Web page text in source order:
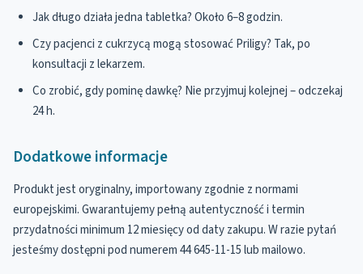
Jak długo działa jedna tabletka? Około 6–8 godzin.
Czy pacjenci z cukrzycą mogą stosować Priligy? Tak, po
konsultacji z lekarzem.
Co zrobić, gdy pominę dawkę? Nie przyjmuj kolejnej – odczekaj
24 h.
Dodatkowe informacje
Produkt jest oryginalny, importowany zgodnie z normami
europejskimi. Gwarantujemy pełną autentyczność i termin
przydatności minimum 12 miesięcy od daty zakupu. W razie pytań
jesteśmy dostępni pod numerem 44 645-11-15 lub mailowo.